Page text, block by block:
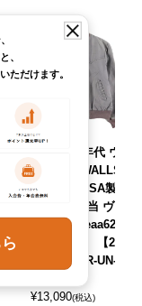
古着 ～90年代 ウ
ォールズ WALLS
ブルゾン USA製
メンズM相当 ヴィ
ンテージ /eaa6292
16 【中古】 【260
329】 【GR-UN-26
¥13,090(税込)
、
ただけます。